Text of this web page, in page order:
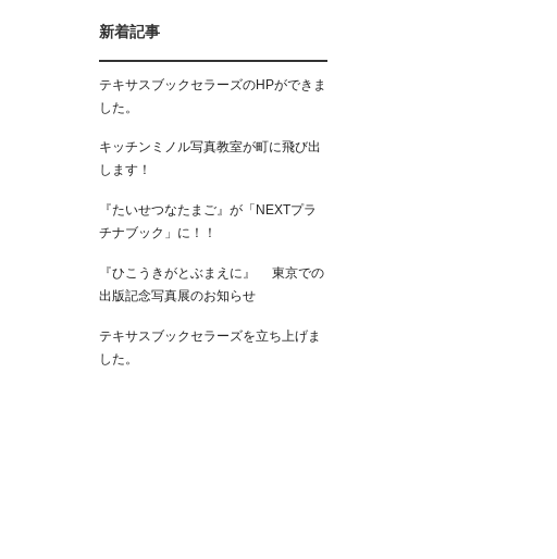
新着記事
テキサスブックセラーズのHPができま
した。
キッチンミノル写真教室が町に飛び出
します！
『たいせつなたまご』が「NEXTプラ
チナブック」に！！
『ひこうきがとぶまえに』 東京での
出版記念写真展のお知らせ
テキサスブックセラーズを立ち上げま
した。